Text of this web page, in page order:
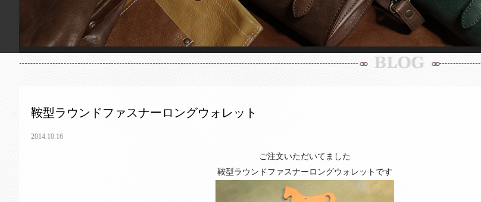
鞍型ラウンドファスナーロングウォレット
2014.10.16
ご注文いただいてました
鞍型ラウンドファスナーロングウォレットです